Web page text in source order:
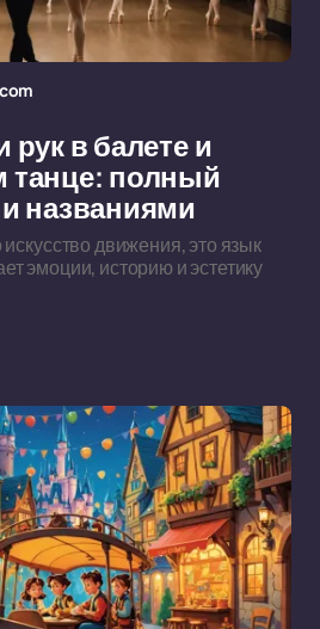
рук в балете и
танце: полный
названиями
движения, это язык
эмоции, историю и эстетику